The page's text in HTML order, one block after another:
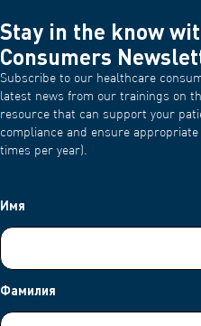
Stay in the know
Consumers
Subscribe to our healthcare
latest news from our trainings on
resource that can support your
compliance and ensure
times per year).
Имя
Фамилия